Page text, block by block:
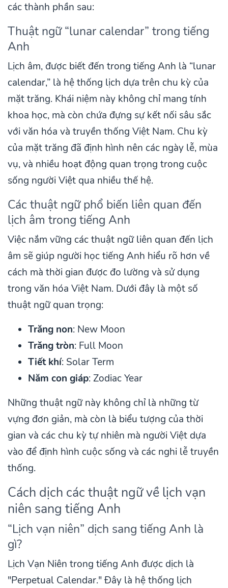
các thành phần sau:
Thuật ngữ “lunar calendar” trong tiếng
Anh
Lịch âm, được biết đến trong tiếng Anh là “lunar
calendar,” là hệ thống lịch dựa trên chu kỳ của
mặt trăng. Khái niệm này không chỉ mang tính
khoa học, mà còn chứa đựng sự kết nối sâu sắc
với văn hóa và truyền thống Việt Nam. Chu kỳ
của mặt trăng đã định hình nên các ngày lễ, mùa
vụ, và nhiều hoạt động quan trọng trong cuộc
sống người Việt qua nhiều thế hệ.
Các thuật ngữ phổ biến liên quan đến
lịch âm trong tiếng Anh
Việc nắm vững các thuật ngữ liên quan đến lịch
âm sẽ giúp người học tiếng Anh hiểu rõ hơn về
cách mà thời gian được đo lường và sử dụng
trong văn hóa Việt Nam. Dưới đây là một số
thuật ngữ quan trọng:
Trăng non: New Moon
Trăng tròn: Full Moon
Tiết khí: Solar Term
Năm con giáp: Zodiac Year
Những thuật ngữ này không chỉ là những từ
vựng đơn giản, mà còn là biểu tượng của thời
gian và các chu kỳ tự nhiên mà người Việt dựa
vào để định hình cuộc sống và các nghi lễ truyền
thống.
Cách dịch các thuật ngữ về lịch vạn
niên sang tiếng Anh
“Lịch vạn niên” dịch sang tiếng Anh là
gì?
Lịch Vạn Niên trong tiếng Anh được dịch là
"Perpetual Calendar." Đây là hệ thống lịch